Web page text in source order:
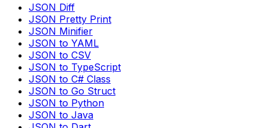
JSON Diff
JSON Pretty Print
JSON Minifier
JSON to YAML
JSON to CSV
JSON to TypeScript
JSON to C# Class
JSON to Go Struct
JSON to Python
JSON to Java